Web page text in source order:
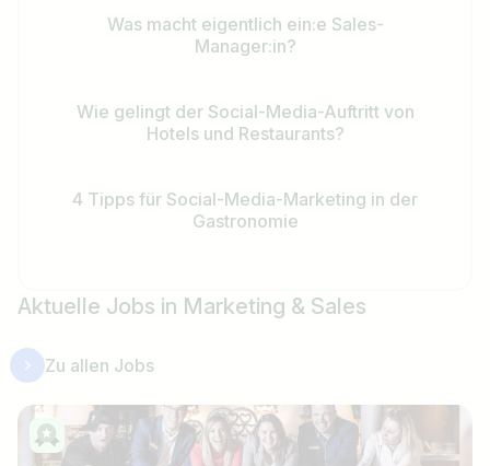
Was macht eigentlich ein:e Sales-
Manager:in?
Wie gelingt der Social-Media-Auftritt von
Hotels und Restaurants?
4 Tipps für Social-Media-Marketing in der
Gastronomie
Aktuelle Jobs in Marketing & Sales
Zu allen Jobs